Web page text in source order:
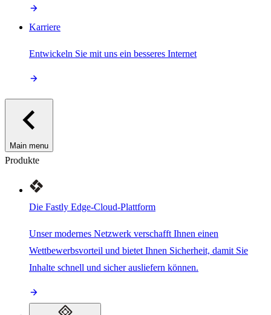
Karriere
Entwickeln Sie mit uns ein besseres Internet
Main menu
Produkte
Die Fastly Edge-Cloud-Plattform
Unser modernes Netzwerk verschafft Ihnen einen
Wettbewerbsvorteil und bietet Ihnen Sicherheit, damit Sie
Inhalte schnell und sicher ausliefern können.